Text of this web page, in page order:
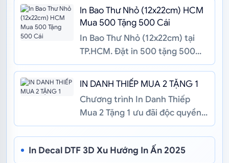
nghệ in, gia công...
In Bao Thư Nhỏ (12x22cm) HCM
Mua 500 Tặng 500 Cái
In Bao Thư Nhỏ (12x22cm) tại
TP.HCM. Đặt in 500 tặng 500
cùng loại, giấy Ford 100gsm, in
sắc nét, chuyên gia công the...
IN DANH THIẾP MUA 2 TẶNG 1
Chương trình In Danh Thiếp
Mua 2 Tặng 1 ưu đãi độc quyền
tại In Ấn Trần Gia: Đặt in 2 hộp
name card tặng ngay 1 hộp. ...
In Decal DTF 3D Xu Hướng In Ấn 2025